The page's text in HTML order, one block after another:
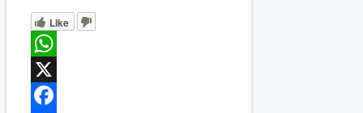
Like
WhatsApp
X